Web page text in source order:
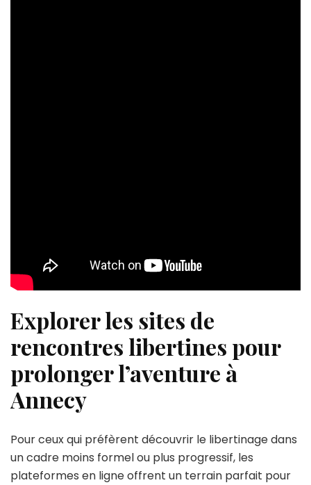
Explorer les sites de
rencontres libertines pour
prolonger l’aventure à
Annecy
Pour ceux qui préfèrent découvrir le libertinage dans
un cadre moins formel ou plus progressif, les
plateformes en ligne offrent un terrain parfait pour